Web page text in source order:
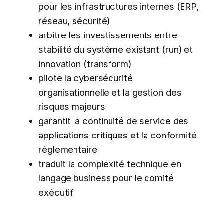
pour les infrastructures internes (ERP,
réseau, sécurité)
arbitre les investissements entre
stabilité du système existant (run) et
innovation (transform)
pilote la cybersécurité
organisationnelle et la gestion des
risques majeurs
garantit la continuité de service des
applications critiques et la conformité
réglementaire
traduit la complexité technique en
langage business pour le comité
exécutif